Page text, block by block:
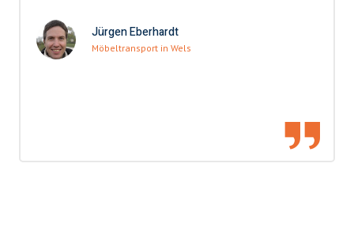
Jürgen Eberhardt
Möbeltransport in Wels